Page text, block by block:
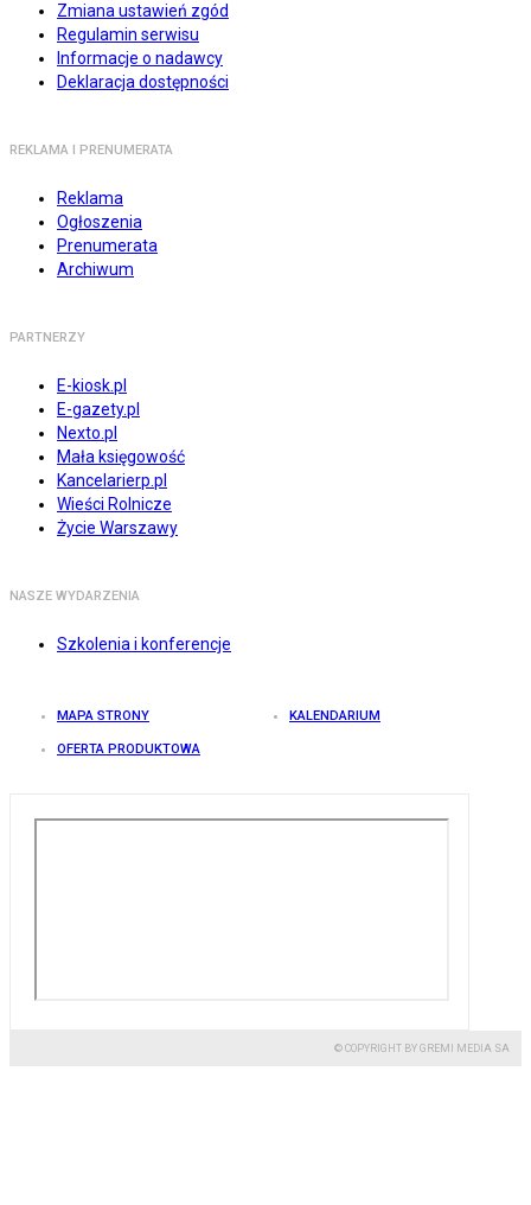
Zmiana ustawień zgód
Regulamin serwisu
Informacje o nadawcy
Deklaracja dostępności
REKLAMA I PRENUMERATA
Reklama
Ogłoszenia
Prenumerata
Archiwum
PARTNERZY
E-kiosk.pl
E-gazety.pl
Nexto.pl
Mała księgowość
Kancelarierp.pl
Wieści Rolnicze
Życie Warszawy
NASZE WYDARZENIA
Szkolenia i konferencje
MAPA STRONY KALENDARIUM
OFERTA PRODUKTOWA
© COPYRIGHT BY GREMI MEDIA SA